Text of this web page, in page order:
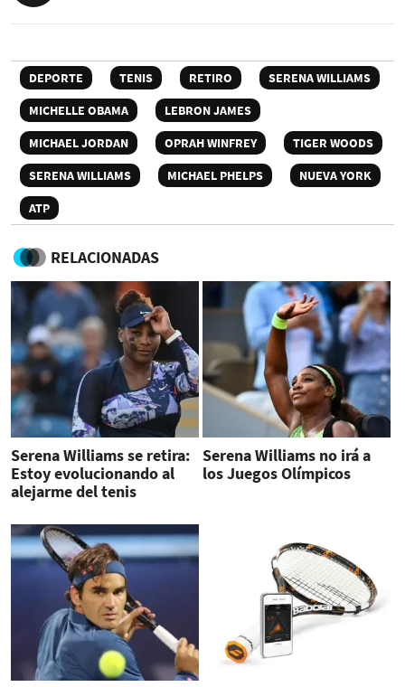
DEPORTE TENIS RETIRO
SERENA WILLIAMS
MICHELLE OBAMA
LEBRON JAMES
MICHAEL JORDAN
OPRAH WINFREY
TIGER WOODS
SERENA WILLIAMS
MICHAEL PHELPS
NUEVA YORK
ATP
RELACIONADAS
Serena Williams se retira:
Estoy evolucionando al
alejarme del tenis
Serena Williams no irá a
los Juegos Olímpicos